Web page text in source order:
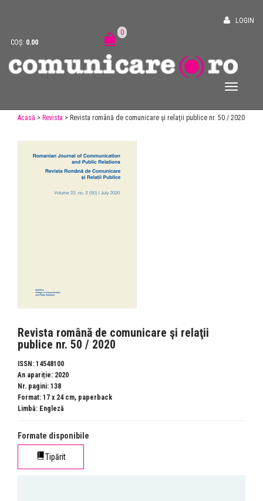
LOGIN
COȘ: 0.00
0
Acasă > Revista > Revista română de comunicare şi relaţii publice nr. 50 / 2020
Revista română de comunicare şi relaţii
publice nr. 50 / 2020
ISSN: 14548100
An apariție: 2020
Nr. pagini: 138
Format: 17 x 24 cm, paperback
Limbă: Engleză
Formate disponibile
Tipărit